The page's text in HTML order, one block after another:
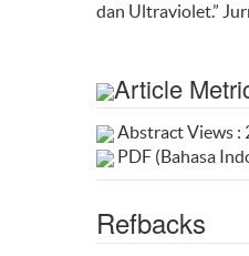
dan Ultraviolet.”
Article
Abstract Views :
PDF (Bahasa
Refbacks